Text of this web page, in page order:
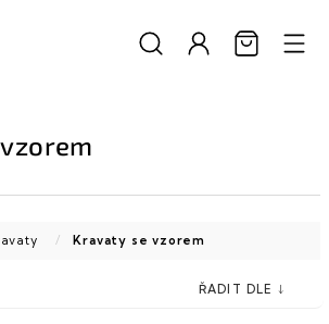
/ Kravaty se vzorem